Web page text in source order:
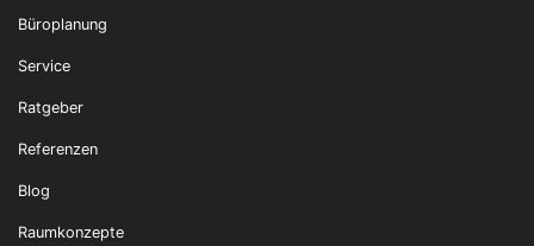
Büroplanung
Service
Ratgeber
Referenzen
Blog
Raumkonzepte